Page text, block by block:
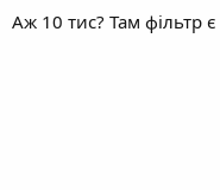
а
Аж 10 тис? Там фільтр